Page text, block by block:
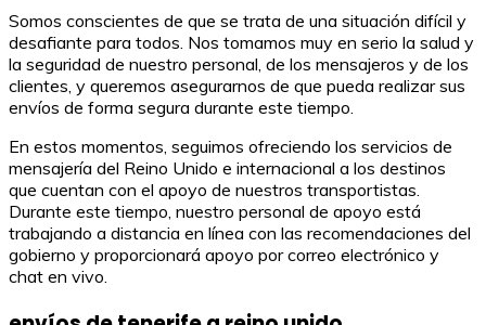
Somos conscientes de que se trata de una situación difícil y
desafiante para todos. Nos tomamos muy en serio la salud y
la seguridad de nuestro personal, de los mensajeros y de los
clientes, y queremos asegurarnos de que pueda realizar sus
envíos de forma segura durante este tiempo.
En estos momentos, seguimos ofreciendo los servicios de
mensajería del Reino Unido e internacional a los destinos
que cuentan con el apoyo de nuestros transportistas.
Durante este tiempo, nuestro personal de apoyo está
trabajando a distancia en línea con las recomendaciones del
gobierno y proporcionará apoyo por correo electrónico y
chat en vivo.